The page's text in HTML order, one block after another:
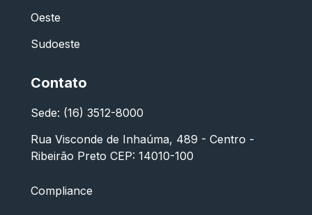
Oeste
Sudoeste
Contato
Sede: (16) 3512-8000
Rua Visconde de Inhaúma, 489 - Centro -
Ribeirão Preto CEP: 14010-100
Compliance